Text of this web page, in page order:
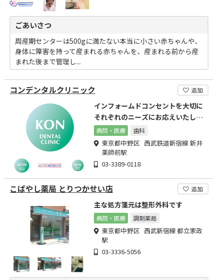
ごあいさつ
周産期センターは500gに満たない本当に小さい赤ちゃんや、
身体に障害を持って産まれる赤ちゃんを、産まれる前から産
まれた後まで管理し...
コンデンタルクリニック 追加
インフォームドコンセントを大切に
それぞれのニーズにお応えいたしま
す。
病院・医療 歯科
東京都中野区 西武鉄道新宿線 新井
薬師前駅
03-3389-0118
こばやし薬局 とりつかせい店 追加
主な処方箋元は整形外科です
病院・医療 調剤薬局
東京都中野区 西武新宿線 都立家政
駅
03-3336-5056